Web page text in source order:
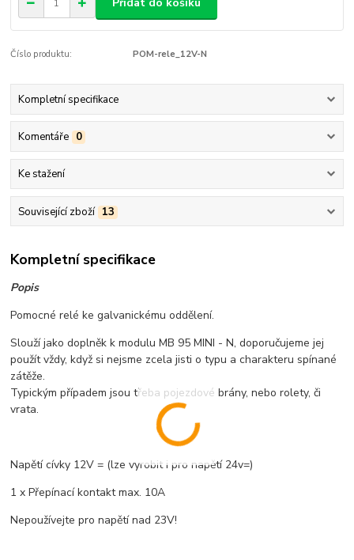
Číslo produktu: POM-rele_12V-N
Kompletní specifikace
Komentáře 0
Ke stažení
Související zboží 13
Kompletní specifikace
Popis
Pomocné relé ke galvanickému oddělení.
Slouží jako doplněk k modulu MB 95 MINI - N, doporučujeme jej
použít vždy, když si nejsme zcela jisti o typu a charakteru spínané
zátěže.
Typickým případem jsou třeba pojezdové brány, nebo rolety, či
vrata.
Napětí cívky 12V = (lze vyrobit i pro napětí 24v=)
1 x Přepínací kontakt max. 10A
Nepoužívejte pro napětí nad 23V!